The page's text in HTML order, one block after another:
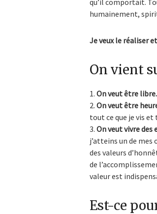
qu’il comportait.
humainement,
Je veux le réaliser
On vient
On veut être libre.
On veut être
tout ce que je vis et
On veut vivre des
j’atteins un de mes
des valeurs
de
valeur est
Est-ce